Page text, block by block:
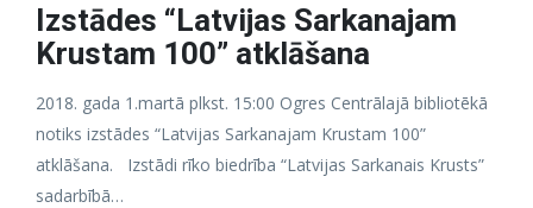
Izstādes “Latvijas Sarkanajam
Krustam 100” atklāšana
2018. gada 1.martā plkst. 15:00 Ogres Centrālajā bibliotēkā
notiks izstādes “Latvijas Sarkanajam Krustam 100”
atklāšana. Izstādi rīko biedrība “Latvijas Sarkanais Krusts”
sadarbībā…